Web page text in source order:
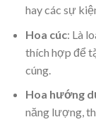
hay các sự
Hoa cúc: Là
thích hợp để
cúng.
Hoa hướng
năng lượng,